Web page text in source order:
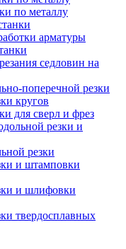
по металлу
арматуры
седловин на
поперечной резки
кругов
для сверл и фрез
резки и
резки
и штамповки
и шлифовки
твердосплавных